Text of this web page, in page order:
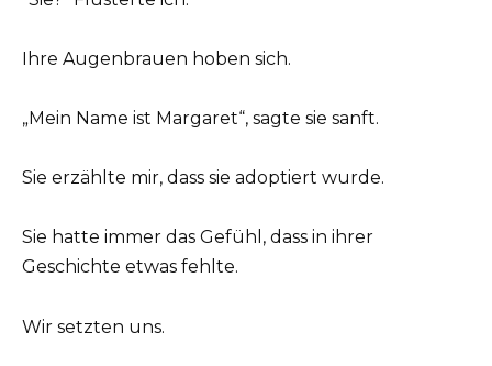
Ihre Augenbrauen hoben sich.
„Mein Name ist Margaret“, sagte sie sanft.
Sie erzählte mir, dass sie adoptiert wurde.
Sie hatte immer das Gefühl, dass in ihrer
Geschichte etwas fehlte.
Wir setzten uns.